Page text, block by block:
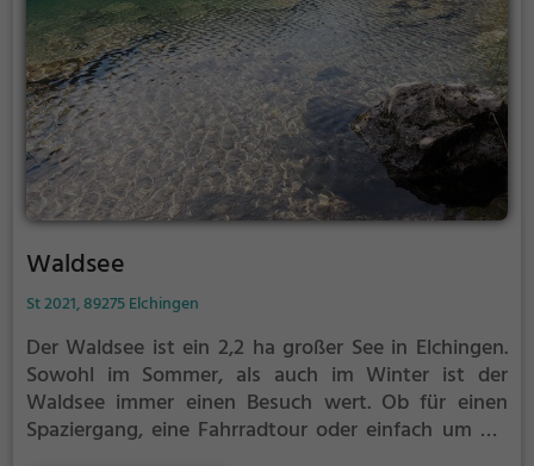
Waldsee
St 2021, 89275 Elchingen
Der Waldsee ist ein 2,2 ha großer See in Elchingen.
Sowohl im Sommer, als auch im Winter ist der
Waldsee immer einen Besuch wert. Ob für einen
Spaziergang, eine Fahrradtour oder einfach um die